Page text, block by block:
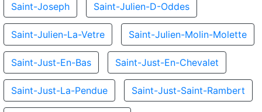
Saint-Joseph Saint-Julien-D-Oddes
Saint-Julien-La-Vetre Saint-Julien-Molin-Molette
Saint-Just-En-Bas Saint-Just-En-Chevalet
Saint-Just-La-Pendue Saint-Just-Saint-Rambert